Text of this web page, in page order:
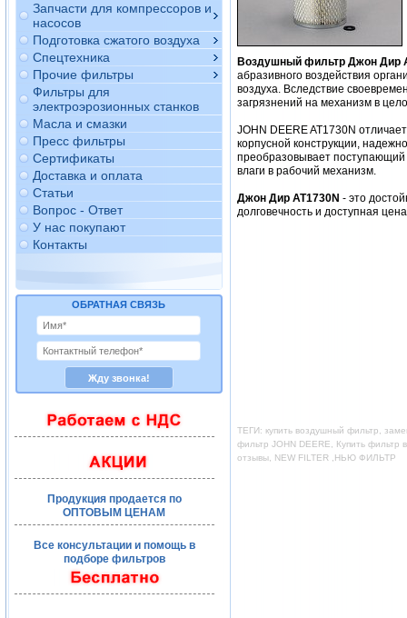
Запчасти для компрессоров и
насосов
Подготовка сжатого воздуха
Спецтехника
Прочие фильтры
Фильтры для
электроэрозионных станков
Масла и смазки
Пресс фильтры
Сертификаты
Доставка и оплата
Статьи
Вопрос - Ответ
У нас покупают
Контакты
ОБРАТНАЯ СВЯЗЬ
Продукция продается по
ОПТОВЫМ ЦЕНАМ
Все консультации и помощь в
подборе фильтров
Воздушный фильтр Джон Дир
абразивного воздействия
воздуха. Вследствие
загрязнений на механизм в
JOHN DEERE AT1730N
корпусной конструкции,
преобразовывает поступающий
влаги в рабочий механизм.
Джон Дир AT1730N - это
долговечность и доступная
ТЕГИ: купить воздушный фильтр,
фильтр JOHN DEERE, Купить фильтр
отзывы, NEW FILTER ,НЬЮ ФИЛЬТР